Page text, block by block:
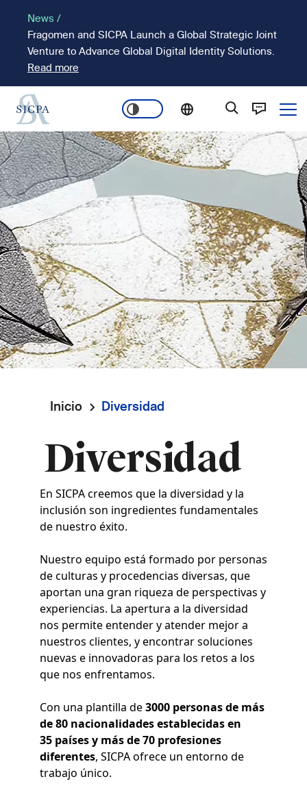
contenido
principal
News /
Fragomen and SICPA Launch a Global Strategic Joint
Venture to Advance Global Digital Identity Solutions.
Read more
Main
navigation
Imagen
Ruta
de
navegación
Inicio Diversidad
Diversidad
En SICPA creemos que la diversidad y la
inclusión son ingredientes fundamentales
de nuestro éxito.
Nuestro equipo está formado por personas
de culturas y procedencias diversas, que
aportan una gran riqueza de perspectivas y
experiencias. La apertura a la diversidad
nos permite entender y atender mejor a
nuestros clientes, y encontrar soluciones
nuevas e innovadoras para los retos a los
que nos enfrentamos.
Con una plantilla de3000 personas de más
de 80 nacionalidades establecidas en
35 países y más de 70 profesiones
diferentes, SICPA ofrece un entorno de
trabajo único.